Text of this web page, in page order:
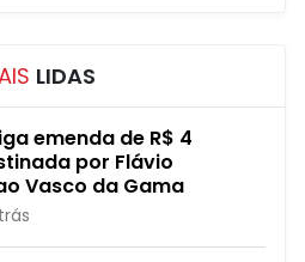
LIDAS
emenda de R$ 4
por Flávio
Vasco da Gama